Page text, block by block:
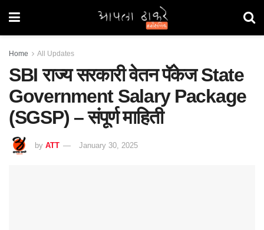
Home All Updates
SBI राज्य सरकारी वेतन पॅकेज State
Government Salary Package
(SGSP) – संपूर्ण माहिती
by ATT January 30, 2025